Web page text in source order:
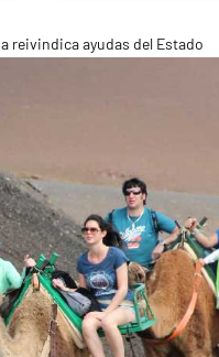
reivindica ayudas del Estado